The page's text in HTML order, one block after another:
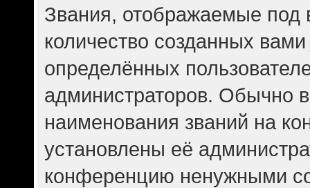
Звания, отображаемые
количество созданных
определённых
администраторов. Обычно
наименования званий на
установлены её
конференцию ненужными